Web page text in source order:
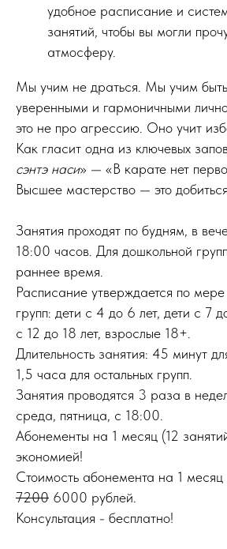
удобное расписание и
занятий, чтобы вы могли
атмосферу.
Мы учим не драться. Мы учим
уверенными и гармоничными
это не про агрессию. Оно учит
Как гласит одна из ключевых
сэнтэ наси» — «В карате нет
Высшее мастерство — это
Занятия проходят по будням, в
18:00 часов. Для дошкольной
раннее время.
Расписание утверждается по мере
групп: дети с 4 до 6 лет, дети с 7
с 12 до 18 лет, взрослые 18+.
Длительность занятия: 45 минут
1,5 часа для остальных групп.
Занятия проводятся 3 раза в
среда, пятница, с 18:00.
Абонементы на 1 месяц (12
экономией!
Стоимость абонемента на 1 месяц
7200 6000 рублей.
Консультация - бесплатно!